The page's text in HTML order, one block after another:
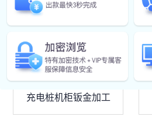
充电桩机柜钣金加工